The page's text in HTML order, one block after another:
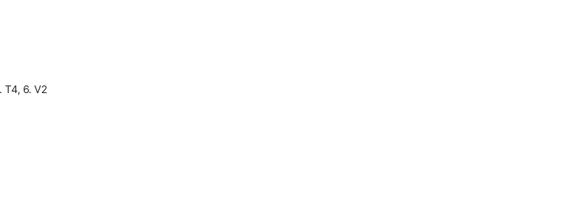
T4, 6. V2